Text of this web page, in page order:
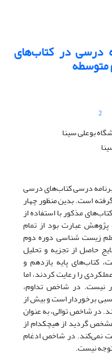
درسی در کتاب‌های
2
بوعلی سینا
درسی کتاب‌های درسی
است. بدین منظور چهار
مذکور با استفاده از
عبارت بود از تمام
زیست شناسی دوره دوم
در سال تحصیلی 99-1398. نتایج حاصل از تجزیه و تحلیل
کتاب‌های پایه یازدهم و
را رعایت کردند، اما
نیست. در شاخص تداوم،
برخوردار است و بیش از
در شاخص توالی، به عنوان
گردید از هیچکدام از
نمی‌کند. در شاخص ادغام
نیست.